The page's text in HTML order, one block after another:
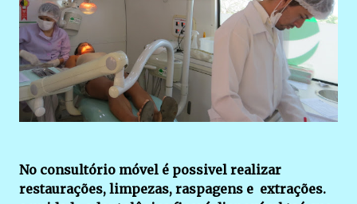
No consultório móvel é possivel realizar
restaurações, limpezas, raspagens e extrações.